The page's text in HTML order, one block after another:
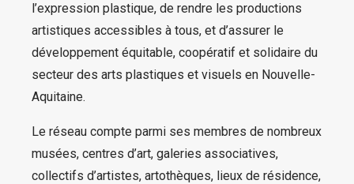
l’expression plastique, de rendre les productions
artistiques accessibles à tous, et d’assurer le
développement équitable, coopératif et solidaire du
secteur des arts plastiques et visuels en Nouvelle-
Aquitaine.
Le réseau compte parmi ses membres de nombreux
musées, centres d’art, galeries associatives,
collectifs d’artistes, artothèques, lieux de résidence,